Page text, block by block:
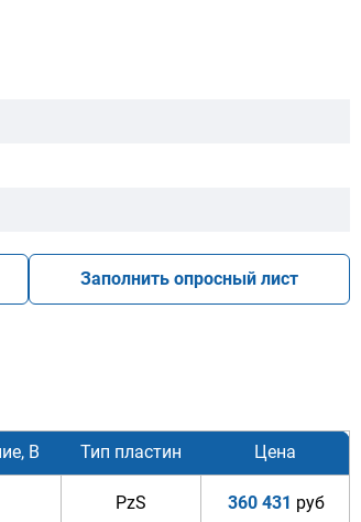
Заполнить опросный лист
В Тип пластин Цена
PzS 360 431 руб